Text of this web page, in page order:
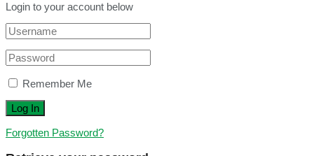
Login to your account below
Remember Me
Forgotten Password?